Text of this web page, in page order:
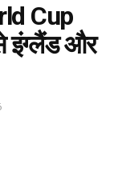
Cup
इंग्लैंड और